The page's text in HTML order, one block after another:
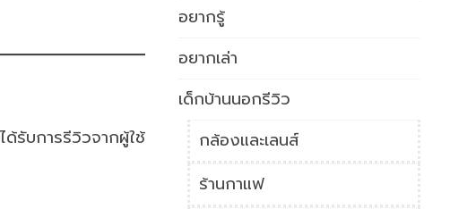
รับการรีวิวจากผู้ใช้
อยากรู้
อยากเล่า
เด็กบ้านนอกรีวิว
กล้องและเลนส์
ร้านกาแฟ